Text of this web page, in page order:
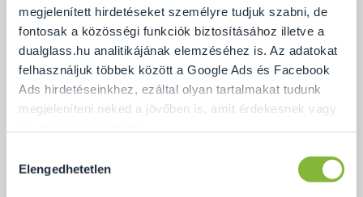
megjelenített hirdetéseket személyre tudjuk szabni, de
fontosak a közösségi funkciók biztosításához illetve a
dualglass.hu analitikájának elemzéséhez is. Az adatokat
felhasználjuk többek között a Google Ads és Facebook
Ads hirdetéseinkhez, ezáltal olyan tartalmakat tudunk
megjeleníteni neked a jövőben is, amit érdekesnek vagy
Ennek a biztosításához
arra kérünk, hogy engedd meg
Természetesen
kiválasztása
Elengedhetetlen